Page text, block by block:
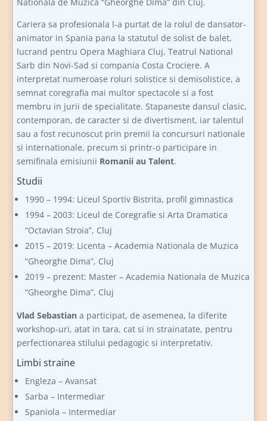
Cariera sa profesionala l-a purtat de la rolul de dansator-
animator in Spania pana la statutul de solist de balet,
lucrand pentru Opera Maghiara Cluj, Teatrul National
Sarb din Novi-Sad si compania Costa Crociere. A
interpretat numeroase roluri solistice si demisolistice, a
semnat coregrafia mai multor spectacole si a fost
membru in jurii de specialitate. Stapaneste dansul clasic,
contemporan, de caracter si de divertisment, iar talentul
sau a fost recunoscut prin premii la concursuri nationale
si internationale, precum si printr-o participare in
semifinala emisiunii Romanii au Talent.
Studii
1990 – 1994: Liceul Sportiv Bistrita, profil gimnastica
1994 – 2003: Liceul de Coregrafie si Arta Dramatica
“Octavian Stroia”, Cluj
2015 – 2019: Licenta – Academia Nationala de Muzica
“Gheorghe Dima”, Cluj
2019 – prezent: Master – Academia Nationala de Muzica
“Gheorghe Dima”, Cluj
Vlad Sebastian a participat, de asemenea, la diferite
workshop-uri, atat in tara, cat si in strainatate, pentru
perfectionarea stilului pedagogic si interpretativ.
Limbi straine
Engleza – Avansat
Sarba – Intermediar
Spaniola – Intermediar